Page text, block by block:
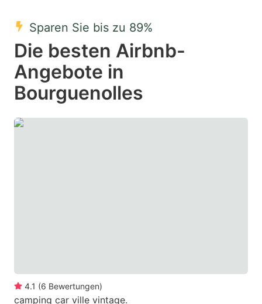
key
to
get
the
keyboard
shortcuts
to
shortcuts
Sparen Sie bis zu 89%
Die besten Airbnb-
Angebote in
Bourguenolles
4.1 (6 Bewertungen)
camping car ville vintage.